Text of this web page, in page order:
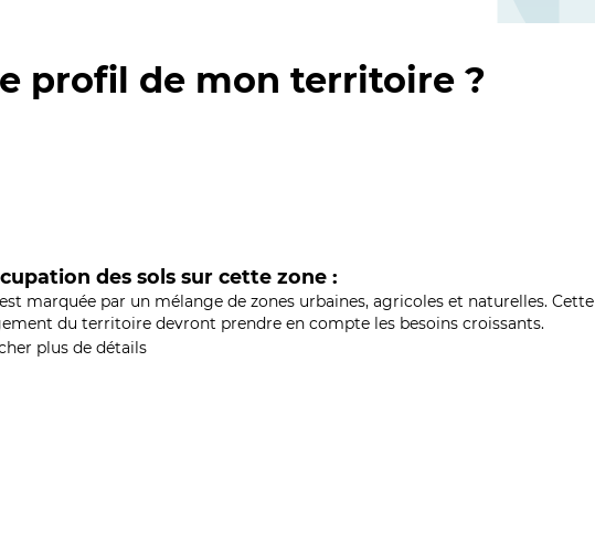
profil de mon territoire ?
des sols sur cette zone :
marquée par un mélange de zones urbaines, agricoles et naturelles. Cette
du territoire devront prendre en compte les besoins croissants.
plus de détails